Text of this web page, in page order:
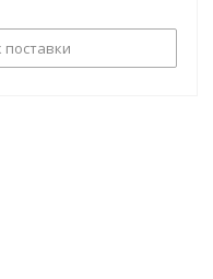
поставки